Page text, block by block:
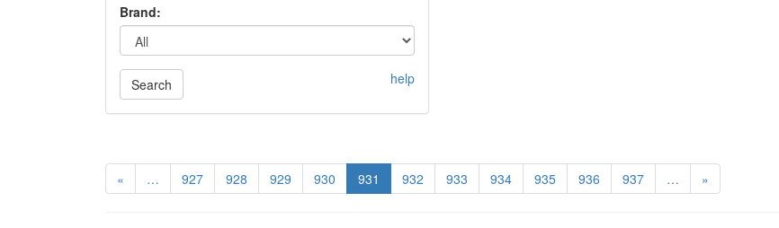
Brand:
Search help
« … 927 928 929 930 931 932 933 934 935 936 937 … »